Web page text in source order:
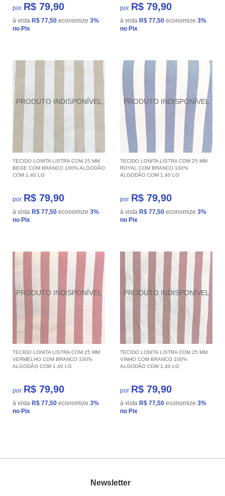
por R$ 79,90
à vista R$ 77,50 economize 3%
no Pix
por R$ 79,90
à vista R$ 77,50 economize 3%
no Pix
TECIDO LONITA LISTRA COM 25 MM
BEGE COM BRANCO 100% ALGODÃO
COM 1,40 LG
por R$ 79,90
à vista R$ 77,50 economize 3%
no Pix
TECIDO LONITA LISTRA COM 25 MM
ROYAL COM BRANCO 100%
ALGODÃO COM 1,40 LG
por R$ 79,90
à vista R$ 77,50 economize 3%
no Pix
TECIDO LONITA LISTRA COM 25 MM
VERMELHO COM BRANCO 100%
ALGODÃO COM 1,40 LG
por R$ 79,90
à vista R$ 77,50 economize 3%
no Pix
TECIDO LONITA LISTRA COM 25 MM
VINHO COM BRANCO 100%
ALGODÃO COM 1,40 LG
por R$ 79,90
à vista R$ 77,50 economize 3%
no Pix
Newsletter